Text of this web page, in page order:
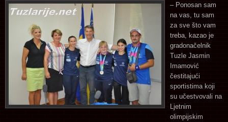
– Ponosan sam
na vas, tu sam
za sve što vam
treba, kazao je
gradonačelnik
Tuzle Jasmin
Imamović
čestitajući
sportistima koji
su učestvovali na
Ljetnim
olimpijskim